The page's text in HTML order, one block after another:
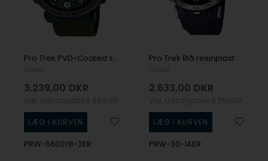
Pro Trek PVD-Coated stål Quartz Herre ur fra Casio, PRW-6600YB-3ER
3.239,00 DKR
PRW-6600YB-3ER
Pro Trek Blå resinplast batteridrevet quartz Herre ur fra Casio, PRW-30-1AER
2.633,00 DKR
PRW-30-1AER